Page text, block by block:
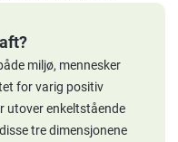
miljø, mennesker
for varig positiv
utover enkeltstående
tre dimensjonene